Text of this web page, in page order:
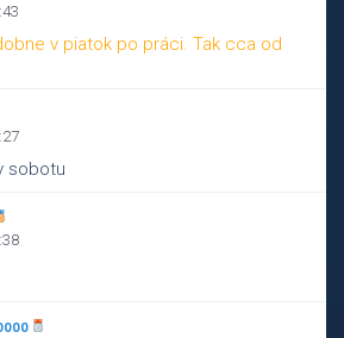
v piatok po práci. Tak cca od
sobotu